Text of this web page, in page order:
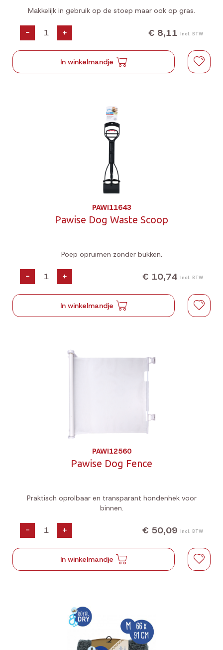
Makkelijk in gebruik op de stoep maar ook op gras.
- + € 8,11 Incl. BTW
In winkelmandje
PAWI11643
Pawise Dog Waste Scoop
Poep opruimen zonder bukken.
- + € 10,74 Incl. BTW
In winkelmandje
PAWI12560
Pawise Dog Fence
Praktisch oprolbaar en transparant hondenhek voor
binnen.
- + € 50,09 Incl. BTW
In winkelmandje